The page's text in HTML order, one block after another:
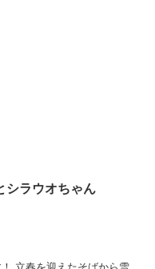
シラウオちゃん